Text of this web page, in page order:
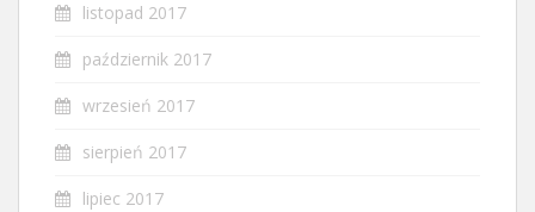
listopad 2017
październik 2017
wrzesień 2017
sierpień 2017
lipiec 2017